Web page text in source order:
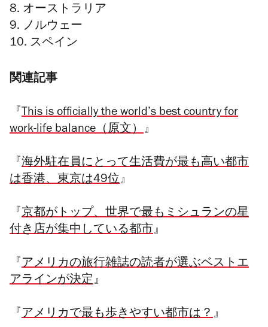
8. オーストラリア
9. ノルウェー
10. スペイン
関連記事
『 This is officially the world’s best country for
work-life balance（原文）』
『 海外駐在員にとって生活費が最も高い都市
は香港、東京は49位』
『 京都がトップ、世界で最もミシュランの星
付き店が集中している都市』
『 アメリカの旅行雑誌の読者が選ぶベストエ
アラインが決定』
『 アメリカで最も歩きやすい都市は？』